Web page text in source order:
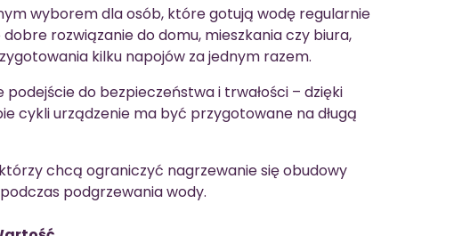
wyborem dla osób, które gotują wodę regularnie
rozwiązanie do domu, mieszkania czy biura,
kilku napojów za jednym razem.
do bezpieczeństwa i trwałości – dzięki
cykli urządzenie ma być przygotowane na długą
chcą ograniczyć nagrzewanie się obudowy
podgrzewania wody.